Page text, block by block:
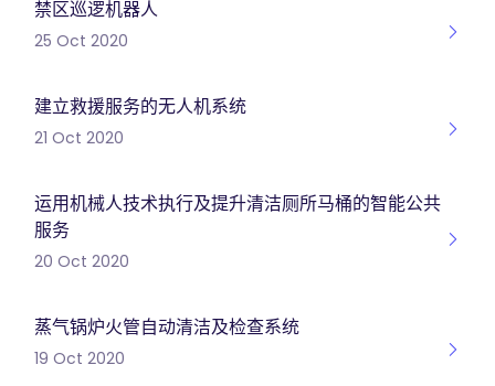
禁区巡逻机器人
25 Oct 2020
建立救援服务的无人机系统
21 Oct 2020
运用机械人技术执行及提升清洁厕所马桶的智能公共
服务
20 Oct 2020
蒸气锅炉火管自动清洁及检查系统
19 Oct 2020